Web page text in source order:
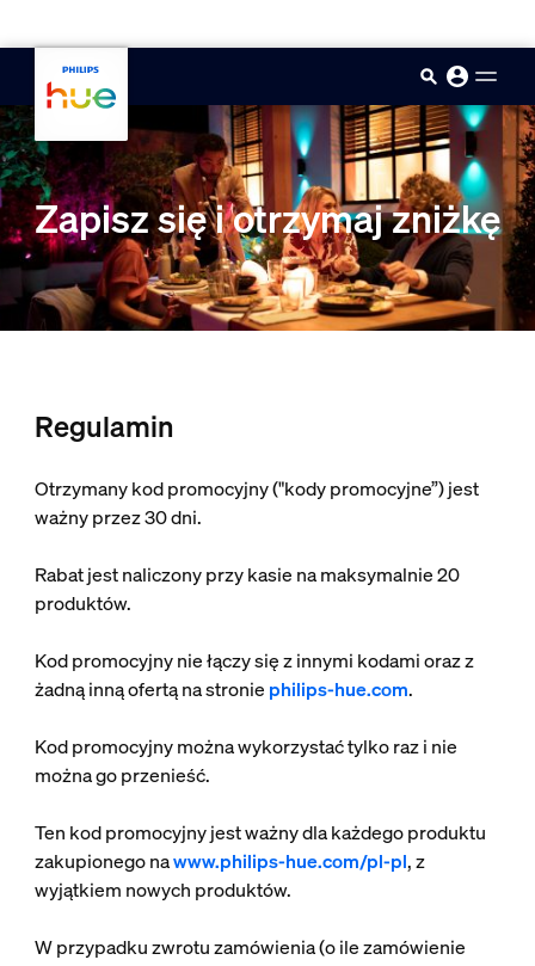
Zapisz się i otrzymaj zniżkę
Regulamin
Otrzymany kod promocyjny ("kody promocyjne”) jest
ważny przez 30 dni.
Rabat jest naliczony przy kasie na maksymalnie 20
produktów.
Kod promocyjny nie łączy się z innymi kodami oraz z
żadną inną ofertą na stronie philips-hue.com.
Kod promocyjny można wykorzystać tylko raz i nie
można go przenieść.
Ten kod promocyjny jest ważny dla każdego produktu
zakupionego nawww.philips-hue.com/pl-pl, z
wyjątkiem nowych produktów.
W przypadku zwrotu zamówienia (o ile zamówienie